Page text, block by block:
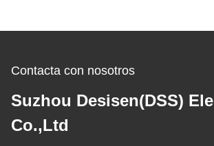
Contacta con nosotros
Suzhou Desisen(DSS)
Co.,Ltd